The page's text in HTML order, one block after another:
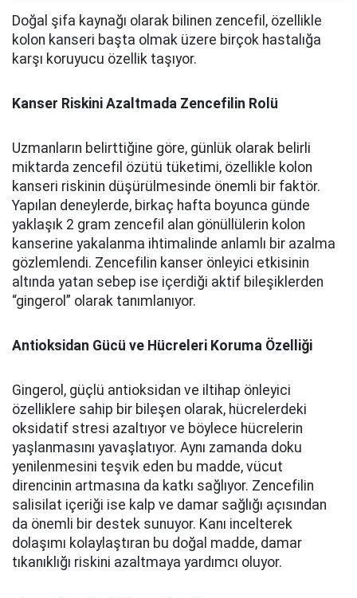
Doğal şifa kaynağı olarak bilinen zencefil, özellikle
kolon kanseri başta olmak üzere birçok hastalığa
karşı koruyucu özellik taşıyor.
Kanser Riskini Azaltmada Zencefilin Rolü
Uzmanların belirttiğine göre, günlük olarak belirli
miktarda zencefil özütü tüketimi, özellikle kolon
kanseri riskinin düşürülmesinde önemli bir faktör.
Yapılan deneylerde, birkaç hafta boyunca günde
yaklaşık 2 gram zencefil alan gönüllülerin kolon
kanserine yakalanma ihtimalinde anlamlı bir azalma
gözlemlendi. Zencefilin kanser önleyici etkisinin
altında yatan sebep ise içerdiği aktif bileşiklerden
“gingerol” olarak tanımlanıyor.
Antioksidan Gücü ve Hücreleri Koruma Özelliği
Gingerol, güçlü antioksidan ve iltihap önleyici
özelliklere sahip bir bileşen olarak, hücrelerdeki
oksidatif stresi azaltıyor ve böylece hücrelerin
yaşlanmasını yavaşlatıyor. Aynı zamanda doku
yenilenmesini teşvik eden bu madde, vücut
direncinin artmasına da katkı sağlıyor. Zencefilin
salisilat içeriği ise kalp ve damar sağlığı açısından
da önemli bir destek sunuyor. Kanı incelterek
dolaşımı kolaylaştıran bu doğal madde, damar
tıkanıklığı riskini azaltmaya yardımcı oluyor.